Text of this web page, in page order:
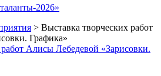
2026»
> Выставка творческих работ
Графика»